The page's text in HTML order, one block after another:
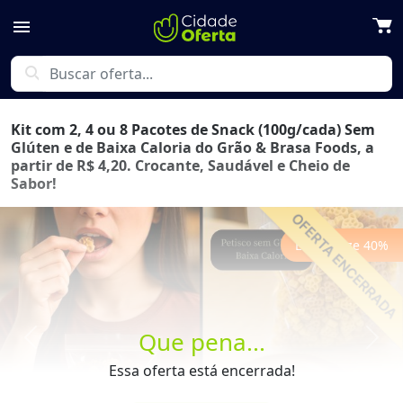
menu
search
Que pena...
Essa oferta está encerrada!
Kit com 2, 4 ou 8 Pacotes de Snack (100g/cada) Sem
Glúten e de Baixa Caloria do Grão & Brasa Foods, a
partir de R$ 4,20. Crocante, Saudável e Cheio de
Sabor!
Economize 40%